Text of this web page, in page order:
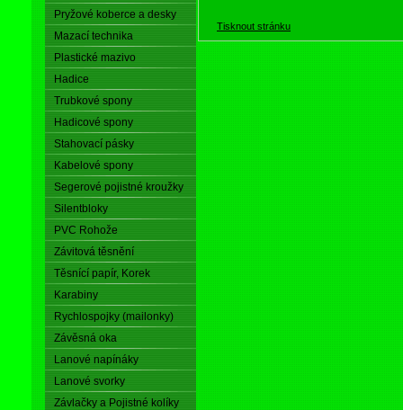
Pryžové koberce a desky
Mazací technika
Plastické mazivo
Hadice
Trubkové spony
Hadicové spony
Stahovací pásky
Kabelové spony
Segerové pojistné kroužky
Silentbloky
PVC Rohože
Závitová těsnění
Těsnící papír, Korek
Karabiny
Rychlospojky (mailonky)
Závěsná oka
Lanové napínáky
Lanové svorky
Závlačky a Pojistné kolíky
Tisknout stránku